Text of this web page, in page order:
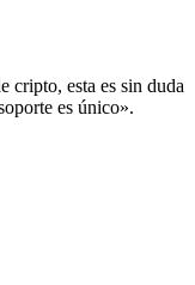
cripto, esta es sin duda
es único».